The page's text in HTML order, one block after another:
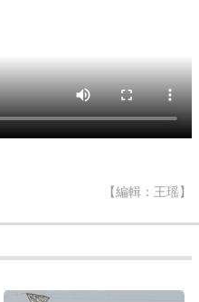
【編輯：王瑶】